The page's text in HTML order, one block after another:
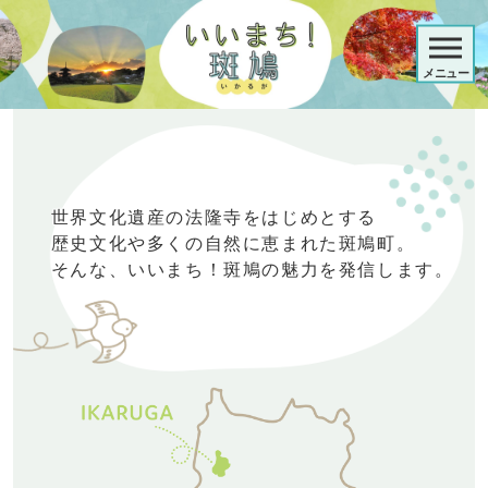
メニュー
世界文化遺産の法隆寺をはじめとする
歴史文化や多くの自然に恵まれた斑鳩町。
そんな、いいまち！斑鳩の魅力を発信します。